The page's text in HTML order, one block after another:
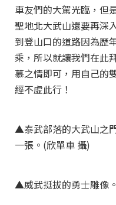
車友們的大駕光臨，但
聖地北大武山還要再深
到登山口的道路因為歷
乘，所以就讓我們在此
慕之情即可，用自己的
經不虛此行！
▲泰武部落的大武山之
一張。(欣單車 攝)
▲威武挺拔的勇士雕像